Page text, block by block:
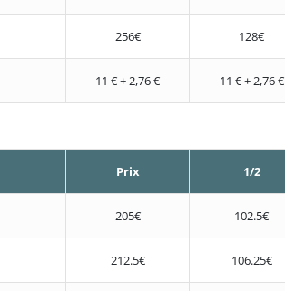
256€ 128€
11 € + 2,76 € 11 € + 2,76 €
Prix 1/2
205€ 102.5€
212.5€ 106.25€